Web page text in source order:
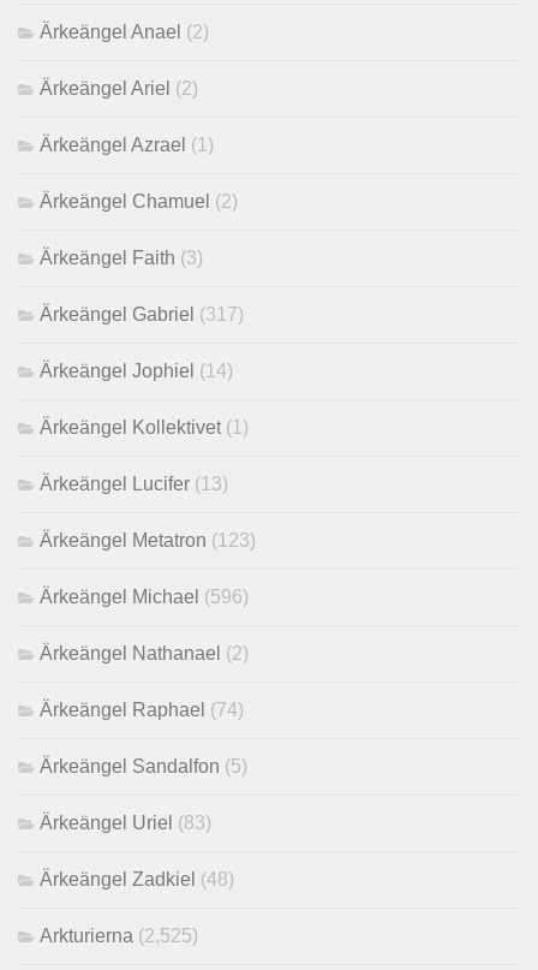
Ärkeängel Anael (2)
Ärkeängel Ariel (2)
Ärkeängel Azrael (1)
Ärkeängel Chamuel (2)
Ärkeängel Faith (3)
Ärkeängel Gabriel (317)
Ärkeängel Jophiel (14)
Ärkeängel Kollektivet (1)
Ärkeängel Lucifer (13)
Ärkeängel Metatron (123)
Ärkeängel Michael (596)
Ärkeängel Nathanael (2)
Ärkeängel Raphael (74)
Ärkeängel Sandalfon (5)
Ärkeängel Uriel (83)
Ärkeängel Zadkiel (48)
Arkturierna (2,525)